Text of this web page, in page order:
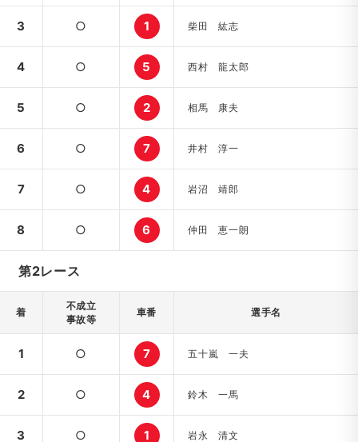
3 ○ 1 柴田 紘志
4 ○ 5 西村 龍太郎
5 ○ 2 相馬 康夫
6 ○ 7 井村 淳一
7 ○ 4 岩沼 靖郎
8 ○ 6 仲田 恵一朗
第2レース
着
不成立
事故等
車番 選手名
1 ○ 7 五十嵐 一夫
2 ○ 4 鈴木 一馬
3 ○ 1 岩永 清文